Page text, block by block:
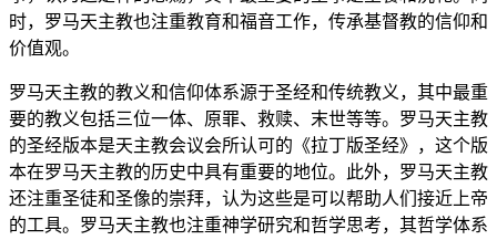
时，罗马天主教也注重教育和福音工作，传承基督教的信仰和
价值观。
罗马天主教的教义和信仰体系源于圣经和传统教义，其中最重
要的教义包括三位一体、原罪、救赎、末世等等。罗马天主教
的圣经版本是天主教会议会所认可的《拉丁版圣经》，这个版
本在罗马天主教的历史中具有重要的地位。此外，罗马天主教
还注重圣徒和圣像的崇拜，认为这些是可以帮助人们接近上帝
的工具。罗马天主教也注重神学研究和哲学思考，其哲学体系